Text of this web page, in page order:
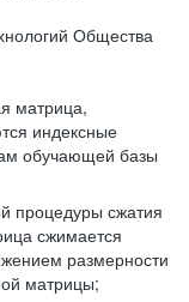
Общества
матрица,
индексные
обучающей базы
процедуры сжатия
сжимается
размерности
матрицы;